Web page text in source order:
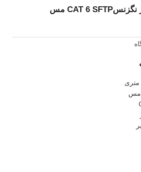
کابل شبکه اوت دور نگزنسCAT 6 SFTP مس
مس